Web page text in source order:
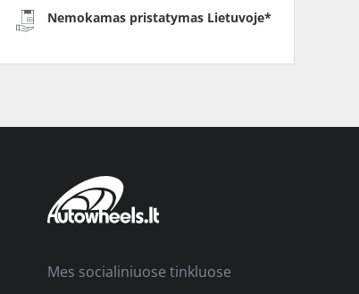
Nemokamas pristatymas Lietuvoje*
Mes socialiniuose tinkluose